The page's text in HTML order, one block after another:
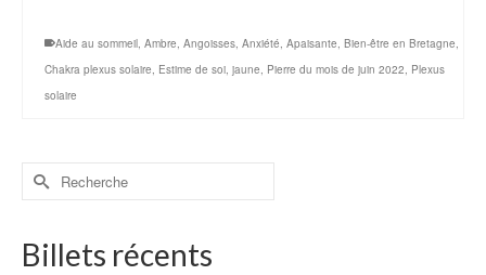
Aide au sommeil, Ambre, Angoisses, Anxiété, Apaisante, Bien-être en Bretagne,
Chakra plexus solaire, Estime de soi, jaune, Pierre du mois de juin 2022, Plexus
solaire
Billets récents